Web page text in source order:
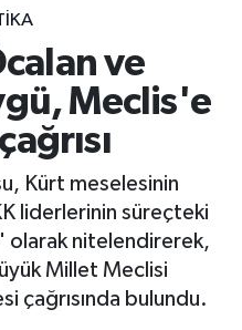
ve
Meclis'e
Kürt meselesinin
liderlerinin süreçteki
olarak nitelendirerek,
Millet Meclisi
çağrısında bulundu.
Haritası
ve Fikstür